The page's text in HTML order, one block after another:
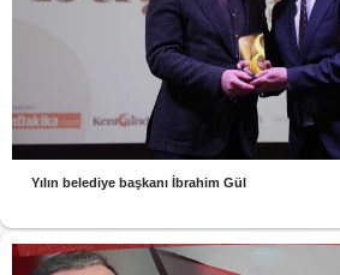
Yılın belediye başkanı İbrahim Gül